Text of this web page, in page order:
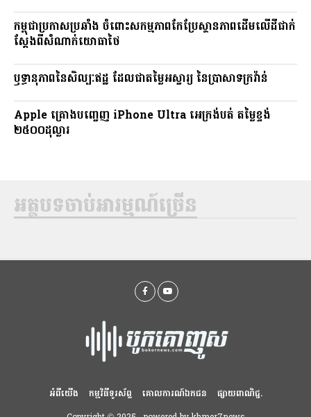
កម្ពុជាប្រកាសប្រឆាំង ចំពោះសកម្មភាពកែប្រែស្ថានភាពដើមលើដីជាក់
ស្តែងពីសំណាក់យោធាថៃ
ឫទ្ធានុភាពនៃសិល្បៈឥដ្ឋ ដែលជាតម្លៃអស្ចារ្យ នៃប្រាសាទក្រវ៉ាន់
Apple គ្រោងបញ្ចេញ iPhone Ultra អេក្រង់បត់ តម្លៃខ្ទង់
២៥០០ដុល្លារ
អត្ថបទចាប់អារម្មណ៍ច្រើន
អំពីយើង កម្មវិធីទូរស័ព្ទ គោលការណ៍ឯកជន
ផ្សាយពាណិជ្ជ.